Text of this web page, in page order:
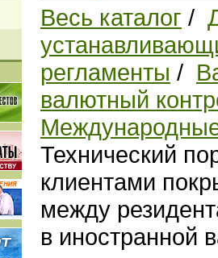
Весь каталог /
регламенты /
валютный
Технический
клиентами
между
в иностранной